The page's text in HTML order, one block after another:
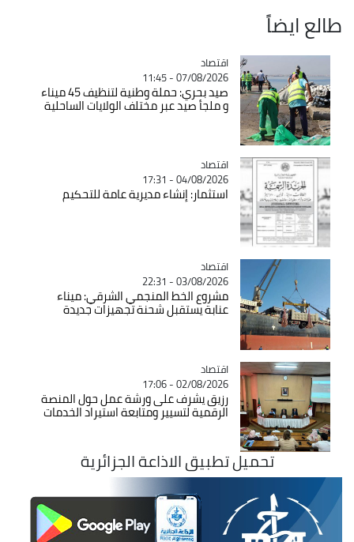
طالع ايضاً
Catégorie
اقتصاد
07/08/2026 - 11:45
صيد بحري: حملة وطنية لتنظيف 45 ميناء
و ملجأ صيد عبر مختلف الولايات الساحلية
Catégorie
اقتصاد
04/08/2026 - 17:31
استثمار: إنشاء مديرية عامة للتحكيم
Catégorie
اقتصاد
03/08/2026 - 22:31
مشروع الخط المنجمي الشرقي: ميناء
عنابة يستقبل شحنة تجهيزات جديدة
Catégorie
اقتصاد
02/08/2026 - 17:06
رزيق يشرف على ورشة عمل حول المنصة
الرقمية لتسيير ومتابعة استيراد الخدمات
تحميل تطبيق الاذاعة الجزائرية